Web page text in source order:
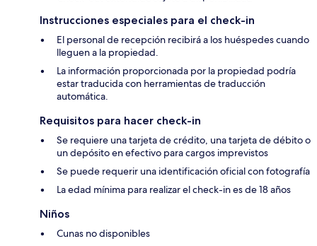
Instrucciones especiales para el check-in
El personal de recepción recibirá a los huéspedes cuando
lleguen a la propiedad.
La información proporcionada por la propiedad podría
estar traducida con herramientas de traducción
automática.
Requisitos para hacer check-in
Se requiere una tarjeta de crédito, una tarjeta de débito o
un depósito en efectivo para cargos imprevistos
Se puede requerir una identificación oficial con fotografía
La edad mínima para realizar el check-in es de 18 años
Niños
Cunas no disponibles